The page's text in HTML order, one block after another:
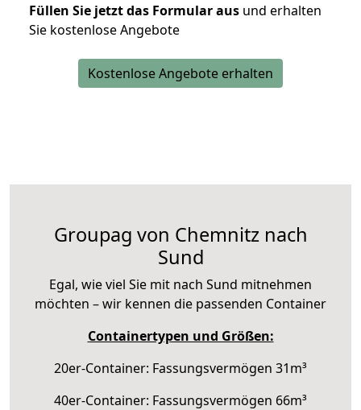
Füllen Sie jetzt das Formular aus und erhalten
Sie kostenlose Angebote
Kostenlose Angebote erhalten
Groupag von Chemnitz nach
Sund
Egal, wie viel Sie mit nach Sund mitnehmen
möchten – wir kennen die passenden Container
Containertypen und Größen:
20er-Container: Fassungsvermögen 31m³
40er-Container: Fassungsvermögen 66m³